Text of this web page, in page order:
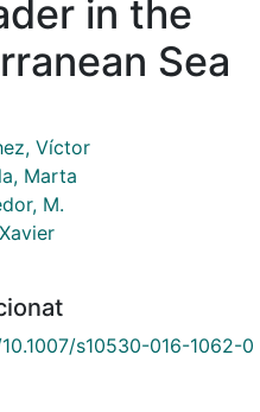
in the
Sea
Víctor
Marta
M.
s10530-016-1062-0